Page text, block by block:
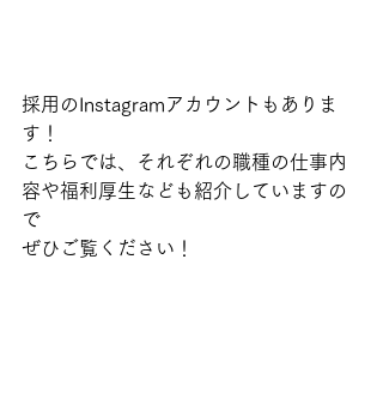
採用のInstagramアカウントもありま
す！
こちらでは、それぞれの職種の仕事内
容や福利厚生なども紹介していますの
で
ぜひご覧ください！